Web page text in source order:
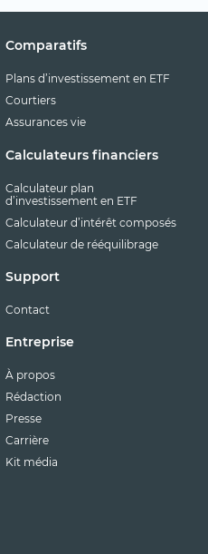
Comparatifs
Plans d’investissement en ETF
Courtiers
Assurances vie
Calculateurs financiers
Calculateur plan
d’investissement en ETF
Calculateur d’intérêt composés
Calculateur de rééquilibrage
Support
Contact
Entreprise
À propos
Rédaction
Presse
Carrière
Kit média